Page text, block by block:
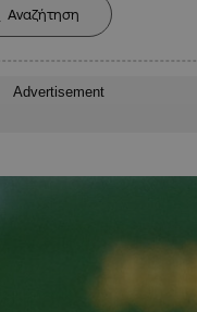
Advertisement